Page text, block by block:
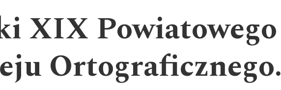
XIX Powiatowego
Ortograficznego.